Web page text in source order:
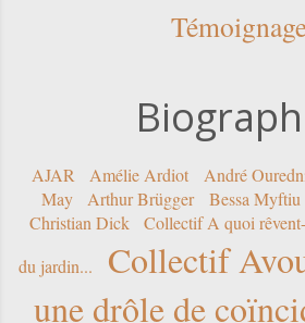
AJAR Amélie Ardiot André
May
Arthur Brügger Bessa Myftiu
Christian Dick
Collectif A quoi
du jardin...
Collectif
une drôle de